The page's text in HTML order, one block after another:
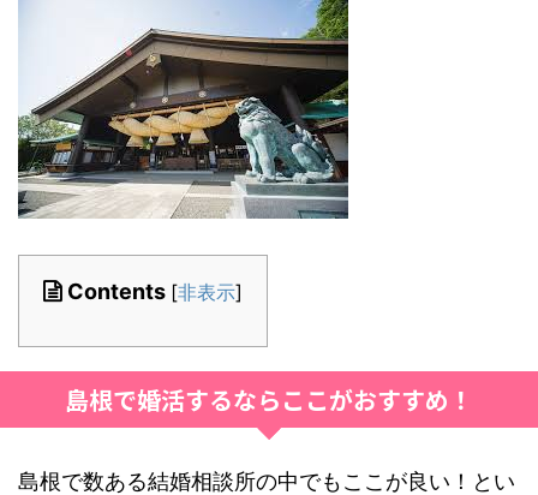
Contents [非表示]
島根で婚活するならここがおすすめ！
島根で数ある結婚相談所の中でもここが良い！とい